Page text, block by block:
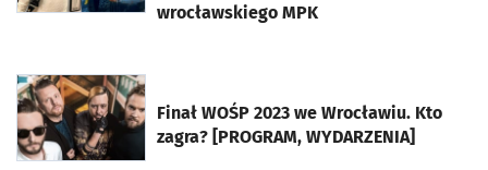
wrocławskiego MPK
Finał WOŚP 2023 we Wrocławiu. Kto
zagra? [PROGRAM, WYDARZENIA]
otworzy się w nowej karcie